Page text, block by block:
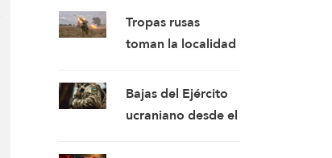
fortalecen nuestra
firmeza
ataques contra un
campamento
fórmulas de asedio
por asedio y
Tropas rusas
toman la localidad
Bajas del Ejército
ucraniano desde el